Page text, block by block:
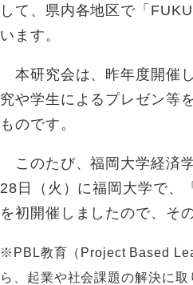
して、県内各地区で「
います。
本研究会は、昨年度開催
究や学生によるプレゼン等
ものです。
このたび、福岡大学経済
28日（火）に福岡大学で、
を初開催しましたので、そ
※PBL教育（Project Based
ら、起業や社会課題の解決に